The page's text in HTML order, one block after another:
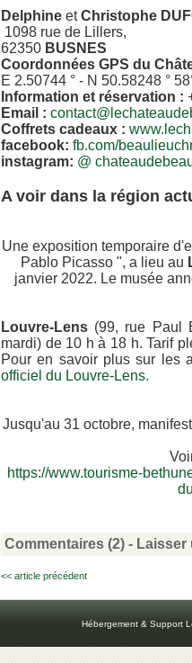
Delphine etChristophe
1098 rue de Lillers,
62350 BUSNES
Coordonnées GPS du
E 2.50744 ° - N 50.58248 °
Information et réservation :
Email :
Coffrets cadeaux :
facebook: fb.com/
instagram: @
A voir dans la région
Une exposition temporaire
Pablo Picasso ", a lieu au
janvier 2022. Le musée
Louvre-Lens (99, rue Paul
mardi) de 10 h à 18 h. Tarif
Pour en savoir plus sur les
officiel du Louvre-Lens.
Jusqu'au 31 octobre,
https://www.tourisme-
Commentaires (2) - Laisser
<< article précédent
Hébergement & Support